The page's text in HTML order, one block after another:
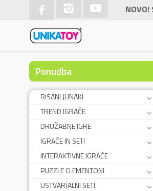
Ponudba
RISANI JUNAKI
TREND IGRAČE
DRUŽABNE IGRE
IGRAČE IN SETI
INTERAKTIVNE IGRAČE
PUZZLE CLEMENTONI
USTVARJALNI SETI